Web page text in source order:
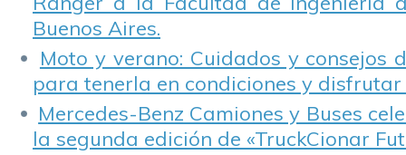
Buenos Aires.
Moto y verano: Cuidados y consejos
para tenerla en condiciones y disfrutar
Mercedes-Benz Camiones y Buses
la segunda edición de «TruckCionar